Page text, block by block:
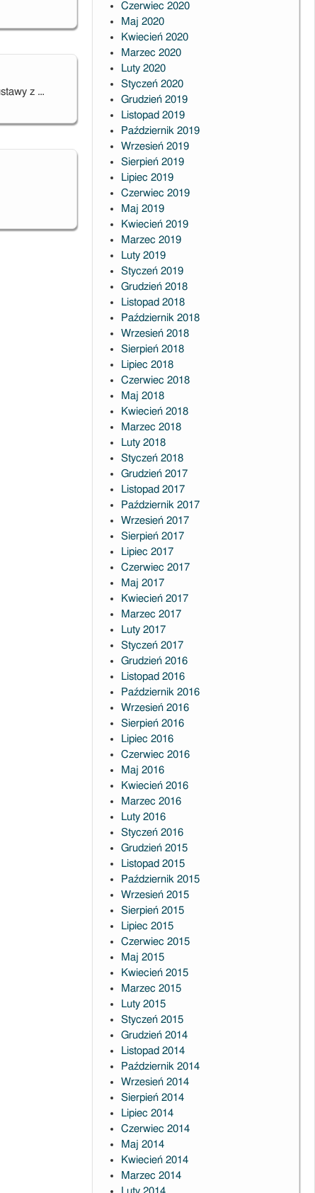
z …
Czerwiec 2020
Maj 2020
Kwiecień 2020
Marzec 2020
Luty 2020
Styczeń 2020
Grudzień 2019
Listopad 2019
Październik 2019
Wrzesień 2019
Sierpień 2019
Lipiec 2019
Czerwiec 2019
Maj 2019
Kwiecień 2019
Marzec 2019
Luty 2019
Styczeń 2019
Grudzień 2018
Listopad 2018
Październik 2018
Wrzesień 2018
Sierpień 2018
Lipiec 2018
Czerwiec 2018
Maj 2018
Kwiecień 2018
Marzec 2018
Luty 2018
Styczeń 2018
Grudzień 2017
Listopad 2017
Październik 2017
Wrzesień 2017
Sierpień 2017
Lipiec 2017
Czerwiec 2017
Maj 2017
Kwiecień 2017
Marzec 2017
Luty 2017
Styczeń 2017
Grudzień 2016
Listopad 2016
Październik 2016
Wrzesień 2016
Sierpień 2016
Lipiec 2016
Czerwiec 2016
Maj 2016
Kwiecień 2016
Marzec 2016
Luty 2016
Styczeń 2016
Grudzień 2015
Listopad 2015
Październik 2015
Wrzesień 2015
Sierpień 2015
Lipiec 2015
Czerwiec 2015
Maj 2015
Kwiecień 2015
Marzec 2015
Luty 2015
Styczeń 2015
Grudzień 2014
Listopad 2014
Październik 2014
Wrzesień 2014
Sierpień 2014
Lipiec 2014
Czerwiec 2014
Maj 2014
Kwiecień 2014
Marzec 2014